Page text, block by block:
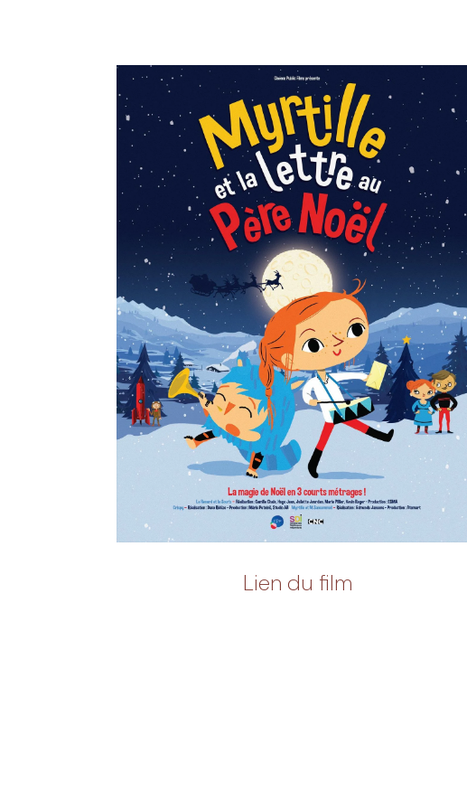
Lien du film